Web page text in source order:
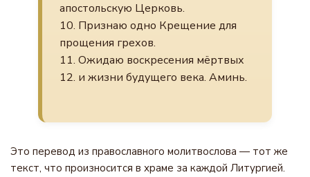
апостольскую Церковь.
10. Признаю одно Крещение для
прощения грехов.
11. Ожидаю воскресения мёртвых
12. и жизни будущего века. Аминь.
Это перевод из православного молитвослова — тот же
текст, что произносится в храме за каждой Литургией.